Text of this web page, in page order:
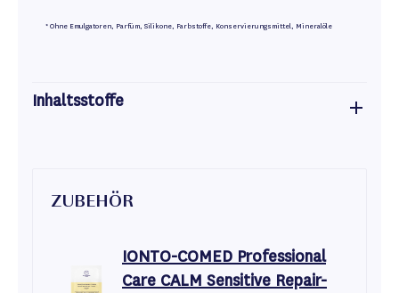
* Ohne Emulgatoren, Parfüm, Silikone, Farbstoffe, Konservierungsmittel, Mineralöle
Inhaltsstoffe
ZUBEHÖR
IONTO-COMED Professional
Care CALM Sensitive Repair-